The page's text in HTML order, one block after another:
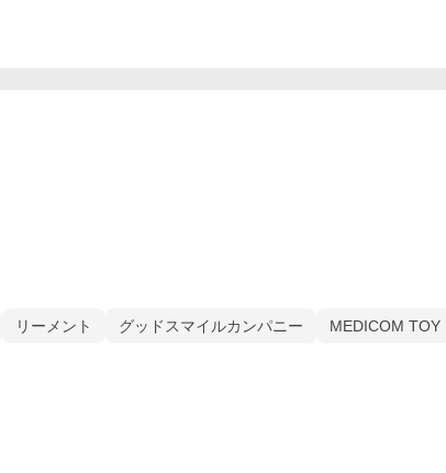
リーメント グッドスマイルカンパニー MEDICOM TOY